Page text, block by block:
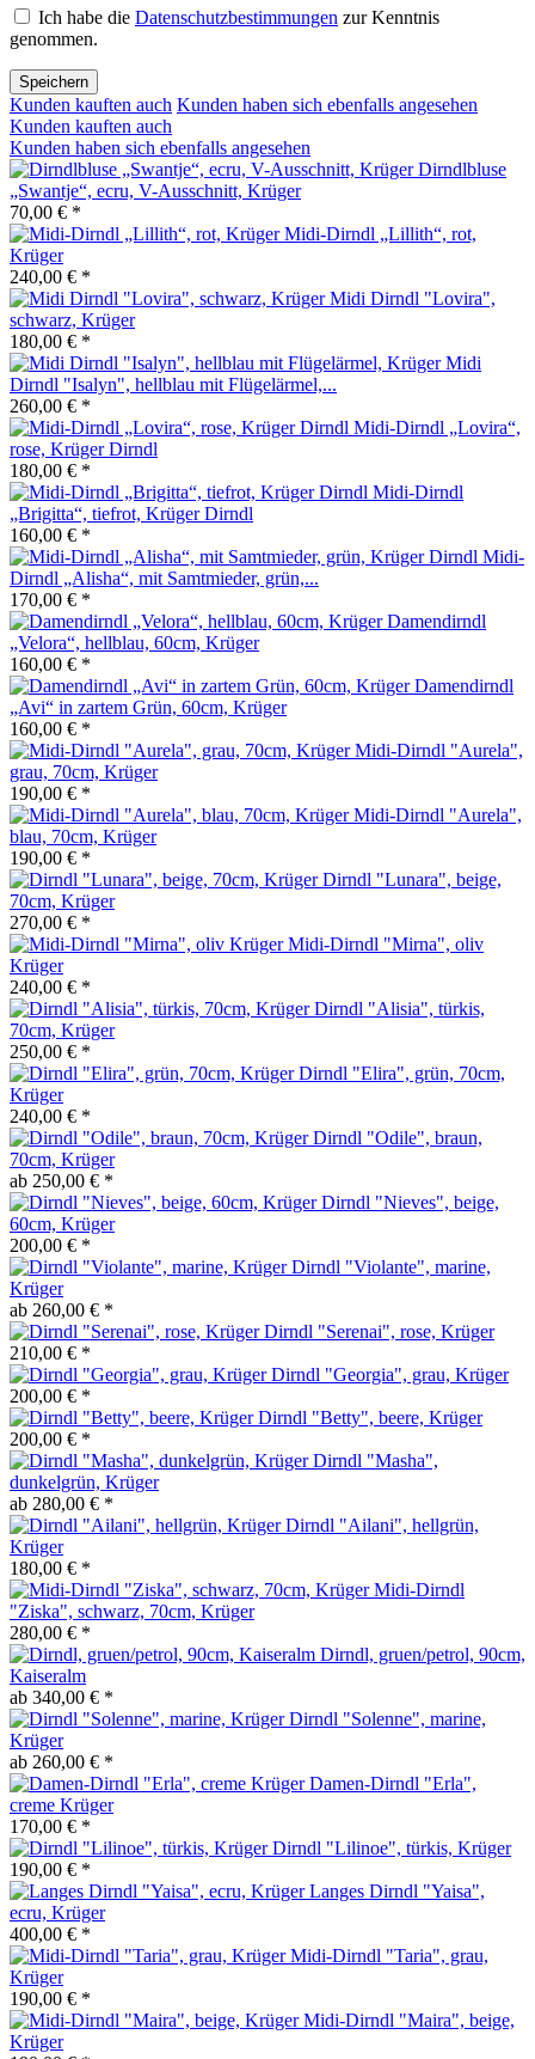
Ich habe die Datenschutzbestimmungen zur Kenntnis
genommen.
Speichern
Kunden kauften auch Kunden haben sich ebenfalls angesehen
Kunden kauften auch
Kunden haben sich ebenfalls angesehen
Dirndlbluse
„Swantje“, ecru, V-Ausschnitt, Krüger
70,00 € *
Midi-Dirndl „Lillith“, rot,
Krüger
240,00 € *
Midi Dirndl "Lovira",
schwarz, Krüger
180,00 € *
Midi
Dirndl "Isalyn", hellblau mit Flügelärmel,...
260,00 € *
Midi-Dirndl „Lovira“,
rose, Krüger Dirndl
180,00 € *
Midi-Dirndl
„Brigitta“, tiefrot, Krüger Dirndl
160,00 € *
Midi-
Dirndl „Alisha“, mit Samtmieder, grün,...
170,00 € *
Damendirndl
„Velora“, hellblau, 60cm, Krüger
160,00 € *
Damendirndl
„Avi“ in zartem Grün, 60cm, Krüger
160,00 € *
Midi-Dirndl "Aurela",
grau, 70cm, Krüger
190,00 € *
Midi-Dirndl "Aurela",
blau, 70cm, Krüger
190,00 € *
Dirndl "Lunara", beige,
70cm, Krüger
270,00 € *
Midi-Dirndl "Mirna", oliv
Krüger
240,00 € *
Dirndl "Alisia", türkis,
70cm, Krüger
250,00 € *
Dirndl "Elira", grün, 70cm,
Krüger
240,00 € *
Dirndl "Odile", braun,
70cm, Krüger
ab 250,00 € *
Dirndl "Nieves", beige,
60cm, Krüger
200,00 € *
Dirndl "Violante", marine,
Krüger
ab 260,00 € *
Dirndl "Serenai", rose, Krüger
210,00 € *
Dirndl "Georgia", grau, Krüger
200,00 € *
Dirndl "Betty", beere, Krüger
200,00 € *
Dirndl "Masha",
dunkelgrün, Krüger
ab 280,00 € *
Dirndl "Ailani", hellgrün,
Krüger
180,00 € *
Midi-Dirndl
"Ziska", schwarz, 70cm, Krüger
280,00 € *
Dirndl, gruen/petrol, 90cm,
Kaiseralm
ab 340,00 € *
Dirndl "Solenne", marine,
Krüger
ab 260,00 € *
Damen-Dirndl "Erla",
creme Krüger
170,00 € *
Dirndl "Lilinoe", türkis, Krüger
190,00 € *
Langes Dirndl "Yaisa",
ecru, Krüger
400,00 € *
Midi-Dirndl "Taria", grau,
Krüger
190,00 € *
Midi-Dirndl "Maira", beige,
Krüger